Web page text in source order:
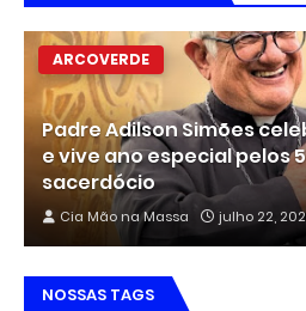
ARCOVERDE
Padre Adilson Simões
e vive ano especial pelos
sacerdócio
Cia Mão na Massa julho 22,
NOSSAS TAGS